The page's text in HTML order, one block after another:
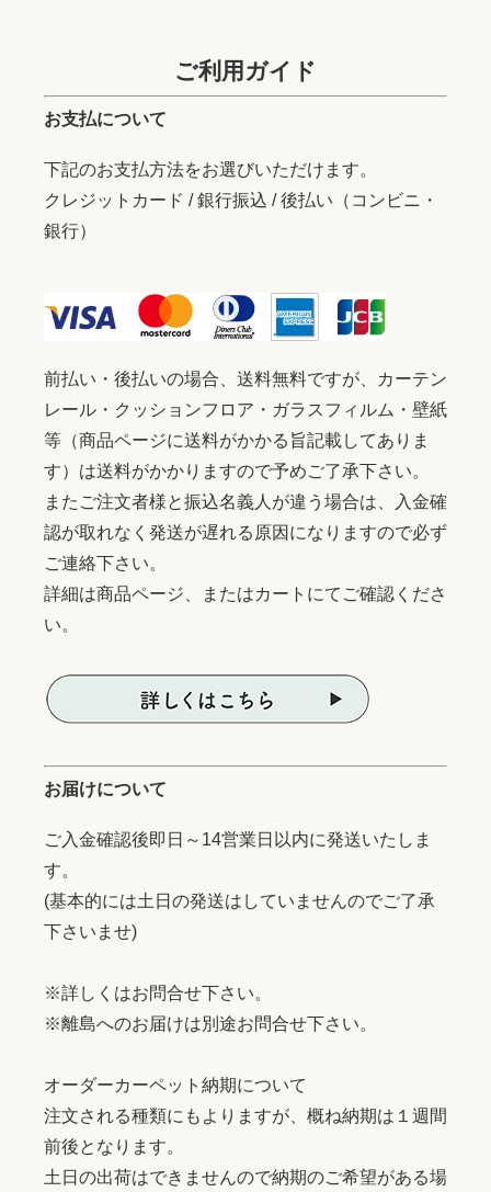
ご利用ガイド
お支払について
下記のお支払方法をお選びいただけます。
クレジットカード / 銀行振込 / 後払い（コンビニ・
銀行）
前払い・後払いの場合、送料無料ですが、カーテン
レール・クッションフロア・ガラスフィルム・壁紙
等（商品ページに送料がかかる旨記載してありま
す）は送料がかかりますので予めご了承下さい。
またご注文者様と振込名義人が違う場合は、入金確
認が取れなく発送が遅れる原因になりますので必ず
ご連絡下さい。
詳細は商品ページ、またはカートにてご確認くださ
い。
お届けについて
ご入金確認後即日～14営業日以内に発送いたしま
す。
(基本的には土日の発送はしていませんのでご了承
下さいませ)
※詳しくはお問合せ下さい。
※離島へのお届けは別途お問合せ下さい。
オーダーカーペット納期について
注文される種類にもよりますが、概ね納期は１週間
前後となります。
土日の出荷はできませんので納期のご希望がある場